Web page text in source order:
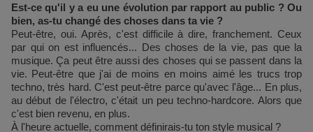
Est-ce qu'il y a eu une évolution par rapport au public ? Ou
bien, as-tu changé des choses dans ta vie ?
Peut-être, oui. Après, c'est difficile à dire, franchement. Ceux
par qui on est influencés... Des choses de la vie, pas que la
musique. Ça peut être aussi des choses qui se passent dans la
vie. Peut-être que j'ai de moins en moins aimé les trucs trop
techno, très hard. C'est peut-être parce qu'avec l'âge... En plus,
au début de l'électro, c'était un peu techno-hardcore. Alors que
c'est bien revenu, en plus.
À l'heure actuelle, comment définirais-tu ton style musical ?